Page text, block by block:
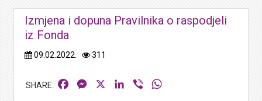
Izmjena i dopuna Pravilnika o raspodjeli
iz Fonda
09.02.2022. 311
FacebookMessengerLinkedIn
Viber